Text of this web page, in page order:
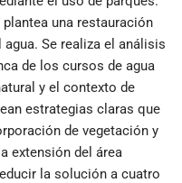
una restauración
Se realiza el análisis
de los cursos de agua
y el contexto de
estrategias claras que
de vegetación y
extensión del área
la solución a cuatro